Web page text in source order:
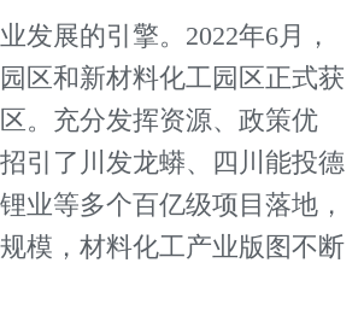
展的引擎。2022年6月，
区和新材料化工园区正式获
。充分发挥资源、政策优
引了川发龙蟒、四川能投德
业等多个百亿级项目落地，
模，材料化工产业版图不断